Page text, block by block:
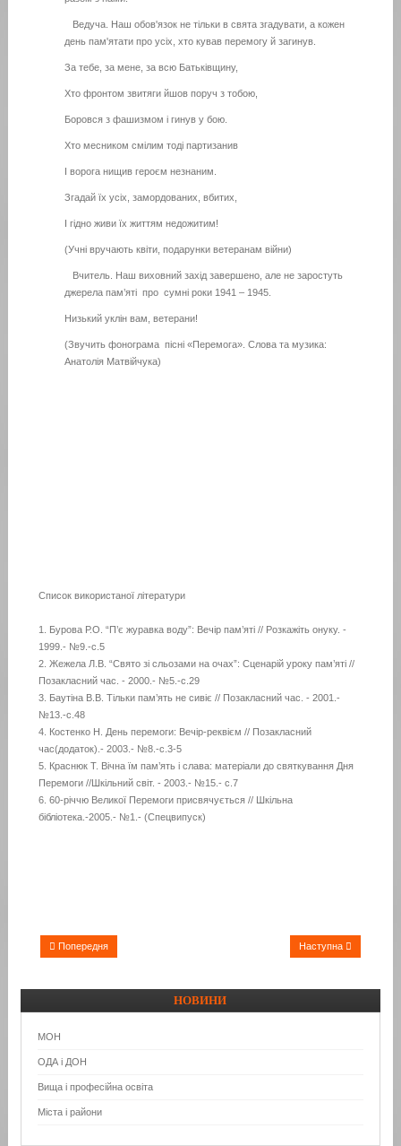
Ведуча. Наш обов'язок не тільки в свята згадувати, а кожен
день пам'ятати про усіх, хто кував перемогу й загинув.
За тебе, за мене, за всю Батьківщину,
Хто фронтом звитяги йшов поруч з тобою,
Боровся з фашизмом і гинув у бою.
Хто месником смілим тоді партизанив
І ворога нищив героєм незнаним.
Згадай їх усіх, замордованих, вбитих,
І гідно живи їх життям недожитим!
(Учні вручають квіти, подарунки ветеранам війни)
Вчитель. Наш виховний захід завершено, але не заростуть
джерела пам’яті про сумні роки 1941 – 1945.
Низький уклін вам, ветерани!
(Звучить фонограма пісні «Перемога». Слова та музика:
Анатолія Матвійчука)
Список використаної літератури
1. Бурова Р.О. “П’є журавка воду”: Вечір пам’яті // Розкажіть онуку. -
1999.- №9.-с.5
2. Жежела Л.В. “Свято зі сльозами на очах”: Сценарій уроку пам’яті //
Позакласний час. - 2000.- №5.-с.29
3. Баутіна В.В. Тільки пам’ять не сивіє // Позакласний час. - 2001.-
№13.-с.48
4. Костенко Н. День перемоги: Вечір-реквієм // Позакласний
час(додаток).- 2003.- №8.-с.3-5
5. Краснюк Т. Вічна їм пам’ять і слава: матеріали до святкування Дня
Перемоги //Шкільний світ. - 2003.- №15.- с.7
6. 60-річчю Великої Перемоги присвячується // Шкільна
бібліотека.-2005.- №1.- (Спецвипуск)
Попередня Наступна
НОВИНИ
МОН
ОДА і ДОН
Вища і професійна освіта
Міста і райони